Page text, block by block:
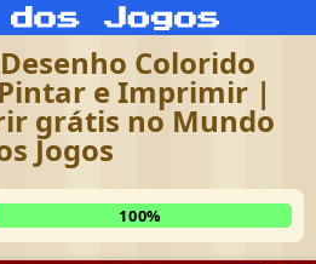
Colorido
e Imprimir |
grátis no Mundo
Jogos
100%